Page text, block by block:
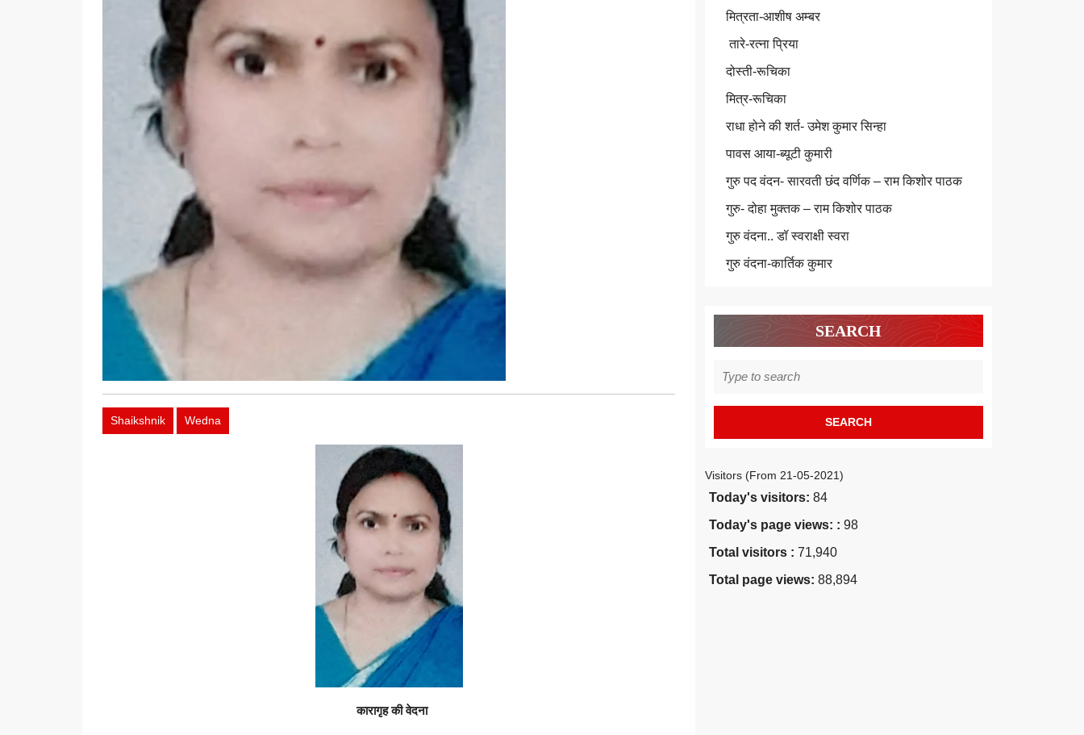
Shaikshnik Wedna
कारागृह की वेदना
मित्रता-आशीष अम्बर
तारे-रत्ना प्रिया
दोस्ती-रूचिका
मित्र-रूचिका
राधा होने की शर्त- उमेश कुमार सिन्हा
पावस आया-ब्यूटी कुमारी
गुरु पद वंदन- सारवती छंद वर्णिक – राम किशोर पाठक
गुरु- दोहा मुक्तक – राम किशोर पाठक
गुरु वंदना.. डॉ स्वराक्षी स्वरा
गुरु वंदना-कार्तिक कुमार
SEARCH
for:
Visitors (From 21-05-2021)
Today's visitors: 84
Today's page views: : 98
Total visitors : 71,940
Total page views: 88,894